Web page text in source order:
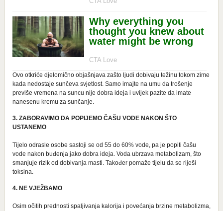
Ovo otkriće djelomično objašnjava zašto ljudi dobivaju težinu tokom zime
kada nedostaje sunčeva svjetlost. Samo imajte na umu da trošenje
previše vremena na suncu nije dobra ideja i uvijek pazite da imate
nanesenu kremu za sunčanje.
3. ZABORAVIMO DA POPIJEMO ČAŠU VODE NAKON ŠTO
USTANEMO
Tijelo odrasle osobe sastoji se od 55 do 60% vode, pa je popiti čašu
vode nakon buđenja jako dobra ideja. Voda ubrzava metabolizam, što
smanjuje rizik od dobivanja masti. Također pomaže tijelu da se riješi
toksina.
4. NE VJEŽBAMO
Osim očitih prednosti spaljivanja kalorija i povećanja brzine metabolizma,